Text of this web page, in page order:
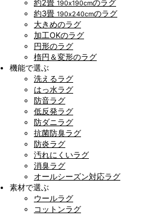
約2畳 190x190cmのラグ
約3畳 190x240cmのラグ
大きめのラグ
加工OKのラグ
円形のラグ
楕円＆変形のラグ
機能で選ぶ
洗えるラグ
はっ水ラグ
防音ラグ
低反発ラグ
防ダニラグ
抗菌防臭ラグ
防炎ラグ
汚れにくいラグ
消臭ラグ
オールシーズン対応ラグ
素材で選ぶ
ウールラグ
コットンラグ